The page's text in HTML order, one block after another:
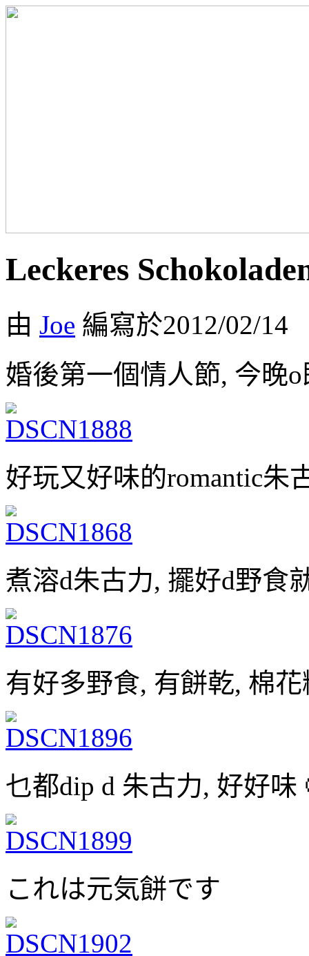
Leckeres
由 Joe 編寫於2012/02/14
婚後第一個情人節, 今晚
好玩又好味的romantic朱
煮溶d朱古力, 擺好d野食
有好多野食, 有餅乾, 棉
乜都dip d 朱古力, 好好味
これは元気餅です